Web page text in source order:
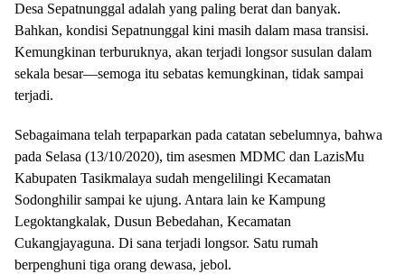
Desa Sepatnunggal adalah yang paling berat dan banyak.
Bahkan, kondisi Sepatnunggal kini masih dalam masa transisi.
Kemungkinan terburuknya, akan terjadi longsor susulan dalam
sekala besar—semoga itu sebatas kemungkinan, tidak sampai
terjadi.
Sebagaimana telah terpaparkan pada catatan sebelumnya, bahwa
pada Selasa (13/10/2020), tim asesmen MDMC dan LazisMu
Kabupaten Tasikmalaya sudah mengelilingi Kecamatan
Sodonghilir sampai ke ujung. Antara lain ke Kampung
Legoktangkalak, Dusun Bebedahan, Kecamatan
Cukangjayaguna. Di sana terjadi longsor. Satu rumah
berpenghuni tiga orang dewasa, jebol.